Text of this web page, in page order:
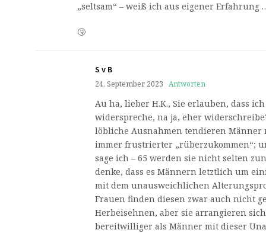
„seltsam“ – weiß ich aus eigener Erfahrung
🤧
S v B
24. September 2023 Antworten
Au ha, lieber H.K., Sie erlauben, dass
widerspreche, na ja, eher
löbliche Ausnahmen tendieren Männer
immer frustrierter „rüberzukommen“;
sage ich – 65 werden sie nicht selten
denke, dass es Männern letztlich um
mit dem unausweichlichen
Frauen finden diesen zwar auch nicht
Herbeisehnen, aber sie arrangieren
bereitwilliger als Männer mit dieser